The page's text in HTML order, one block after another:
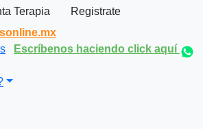
Terapia
Registrate
Escríbenos haciendo click aquí